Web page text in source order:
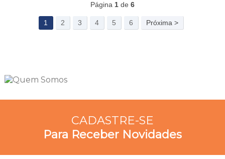
Página 1de 6
1 2 3 4 5 6 Próxima >
CADASTRE-SE
Para Receber Novidades